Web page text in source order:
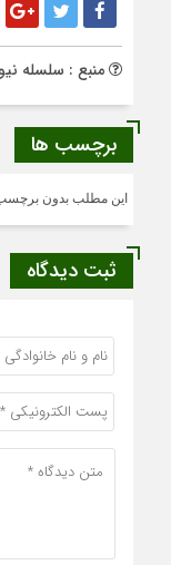
منبع : سلسله
برچسب ها
این مطلب بدون
ثبت دیدگاه